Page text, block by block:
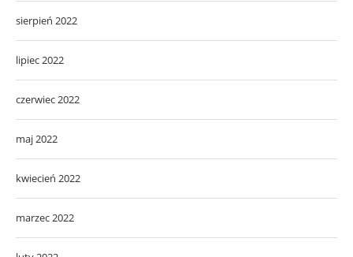
sierpień 2022
lipiec 2022
czerwiec 2022
maj 2022
kwiecień 2022
marzec 2022